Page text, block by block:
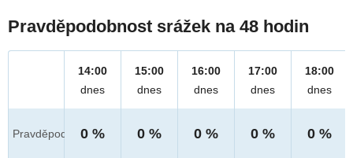
Pravděpodobnost srážek na 48 hodin
Pravděpod.
14:00
dnes
0 %
15:00
dnes
0 %
16:00
dnes
0 %
17:00
dnes
0 %
18:00
dnes
0 %